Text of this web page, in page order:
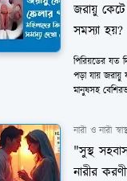
জরায়ু
সমস্যা হয়?
পিরিয়ডের যত
পড়া যায় জরায়ু
মানুষসহ
নারী ও নারী
"সুস্থ
নারীর